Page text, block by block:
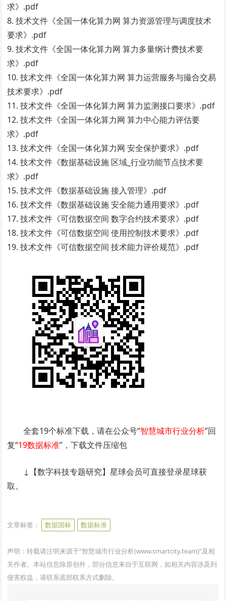
求》.pdf
8. 技术文件《全国一体化算力网 算力资源管理与调度技术
要求》.pdf
9. 技术文件《全国一体化算力网 算力多量纲计费技术要
求》.pdf
10. 技术文件《全国一体化算力网 算力运营服务与撮合交易
技术要求》.pdf
11. 技术文件《全国一体化算力网 算力监测接口要求》.pdf
12. 技术文件《全国一体化算力网 算力中心能力评估要
求》.pdf
13. 技术文件《全国一体化算力网 安全保护要求》.pdf
14. 技术文件《数据基础设施 区域_行业功能节点技术要
求》.pdf
15. 技术文件《数据基础设施 接入管理》.pdf
16. 技术文件《数据基础设施 安全能力通用要求》.pdf
17. 技术文件《可信数据空间 数字合约技术要求》.pdf
18. 技术文件《可信数据空间 使用控制技术要求》.pdf
19. 技术文件《可信数据空间 技术能力评价规范》.pdf
全套19个标准下载，请在公众号“智慧城市行业分析”回
复“19数据标准”，下载文件压缩包
↓【数字科技专题研究】星球会员可直接登录星球获
取。
文章标签： 数据国标 数据标准
声明：转载请注明来源于“智慧城市行业分析(www.smartcity.team)”及相
关作者。本站信息除原创外，部分信息来自于互联网，如相关内容涉及到
侵害权益，请联系底部联系方式删除。